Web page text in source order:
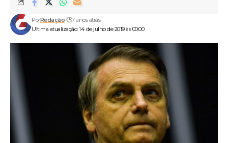
Ultima atualização: 14 de julho de 2019 às 00:00
PorRedação 7 anos atrás